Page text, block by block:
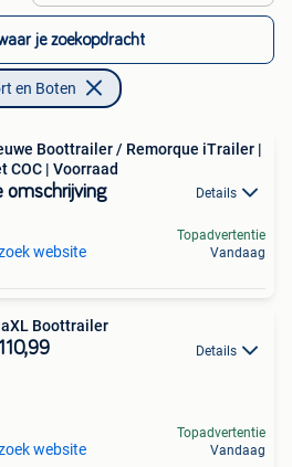
je zoekopdracht
en Boten
Boottrailer / Remorque iTrailer |
COC | Voorraad
omschrijving Details
website
Topadvertentie
Vandaag
Boottrailer
Details
website
Topadvertentie
Vandaag